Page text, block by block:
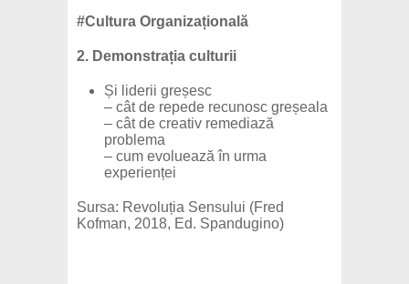
#Cultura Organizațională
2. Demonstrația culturii
Și liderii greșesc
– cât de repede recunosc greșeala
– cât de creativ remediază
problema
– cum evoluează în urma
experienței
Sursa: Revoluția Sensului (Fred
Kofman, 2018, Ed. Spandugino)